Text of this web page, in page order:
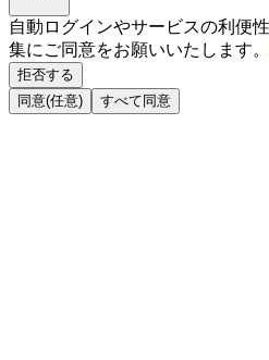
自動ログインやサービスの利便
集にご同意をお願いいたします。
拒否する
同意(任意)
すべて同意